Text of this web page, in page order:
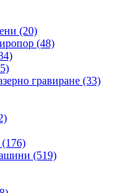
(20)
(48)
гравиране (33)
(176)
(519)